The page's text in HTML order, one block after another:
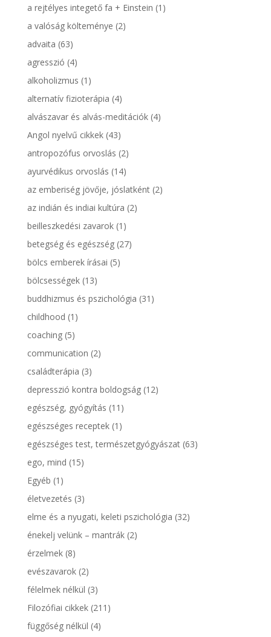
a rejtélyes integető fa + Einstein (1)
a valóság költeménye (2)
advaita (63)
agresszió (4)
alkoholizmus (1)
alternatív fizioterápia (4)
alvászavar és alvás-meditációk(4)
Angol nyelvű cikkek(43)
antropozófus orvoslás (2)
ayurvédikus orvoslás (14)
az emberiség jövője, jóslatként(2)
az indián és indiai kultúra (2)
beilleszkedési zavarok(1)
betegség és egészség(27)
bölcs emberek írásai (5)
bölcsességek(13)
buddhizmus és pszichológia (31)
childhood (1)
coaching(5)
communication (2)
családterápia (3)
depresszió kontra boldogság(12)
egészség, gyógyítás (11)
egészséges receptek(1)
egészséges test, természetgyógyászat(63)
ego, mind (15)
Egyéb (1)
életvezetés (3)
elme és a nyugati, keleti pszichológia (32)
énekelj velünk – mantrák(2)
érzelmek(8)
evészavarok(2)
félelmek nélkül (3)
Filozófiai cikkek(211)
függőség nélkül (4)